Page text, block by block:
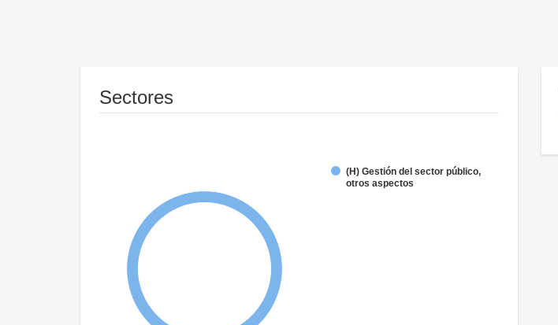
Sectores
(H) Gestión del sector público,
otros aspectos